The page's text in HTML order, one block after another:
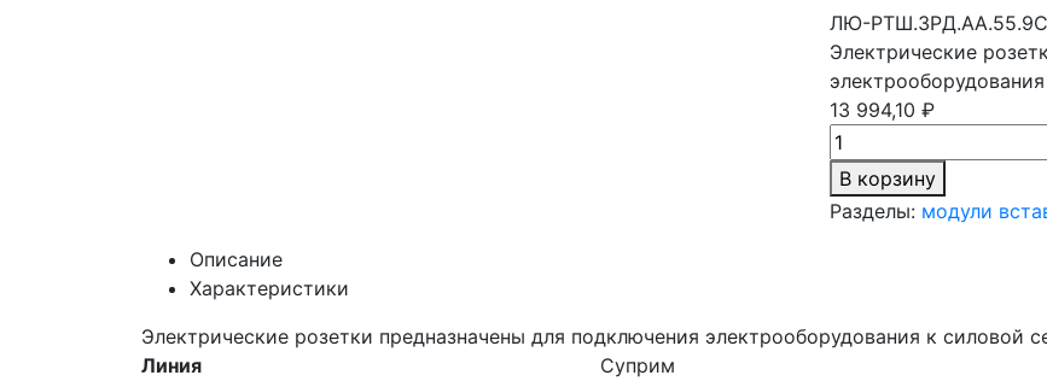
ЛЮ-
Электрические
13 994,10 ₽
В корзину
Разделы: модули
Описание
Характеристики
Электрические розетки предназначены для подключения электрооборудования к силовой
Линия
Суприм